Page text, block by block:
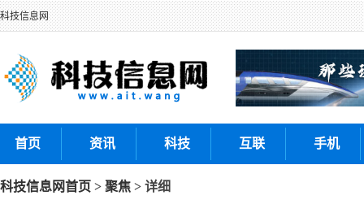
科技信息网
首页 资讯 科技 互联 手机
科技信息网首页 > 聚焦 > 详细